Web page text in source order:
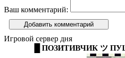
Ваш комментарий:
Добавить комментарий
Игровой сервер дня
█ ПОЗИТИВЧИК ツ